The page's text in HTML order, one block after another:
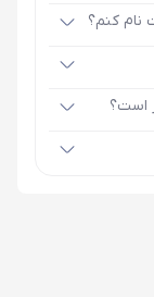
نام کنم؟
است؟